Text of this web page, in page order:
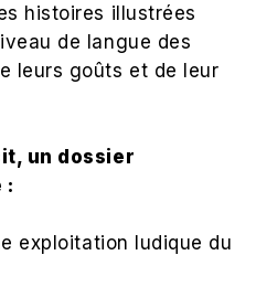
histoires illustrées
de langue des
leurs goûts et de leur
un dossier
:
exploitation ludique du